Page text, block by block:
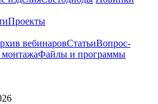
Проекты
вебинаровСтатьиВопрос-
Файлы и программы